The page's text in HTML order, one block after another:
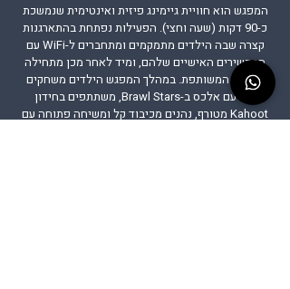
המפגש הוא חוויית גיימינג פיזית ואינטימית שנמשכת
כ-90 דקות (שעה וחצי). הפעילות נפתחת בהתארגנות
קצרה שבה הילדים מתמקמים ומתחברים ל-WiFi עם
המכשירים האישיים שלהם, ומיד לאחר מכן מתחילה
החוויה המשותפת. במהלך המפגש הילדים משחקים
יחד עם אלכס ב-Brawl Stars, משתתפים בחידון
Kahoot מטורף, נהנים מכיבוד קל ומשיחה פתוחה עם